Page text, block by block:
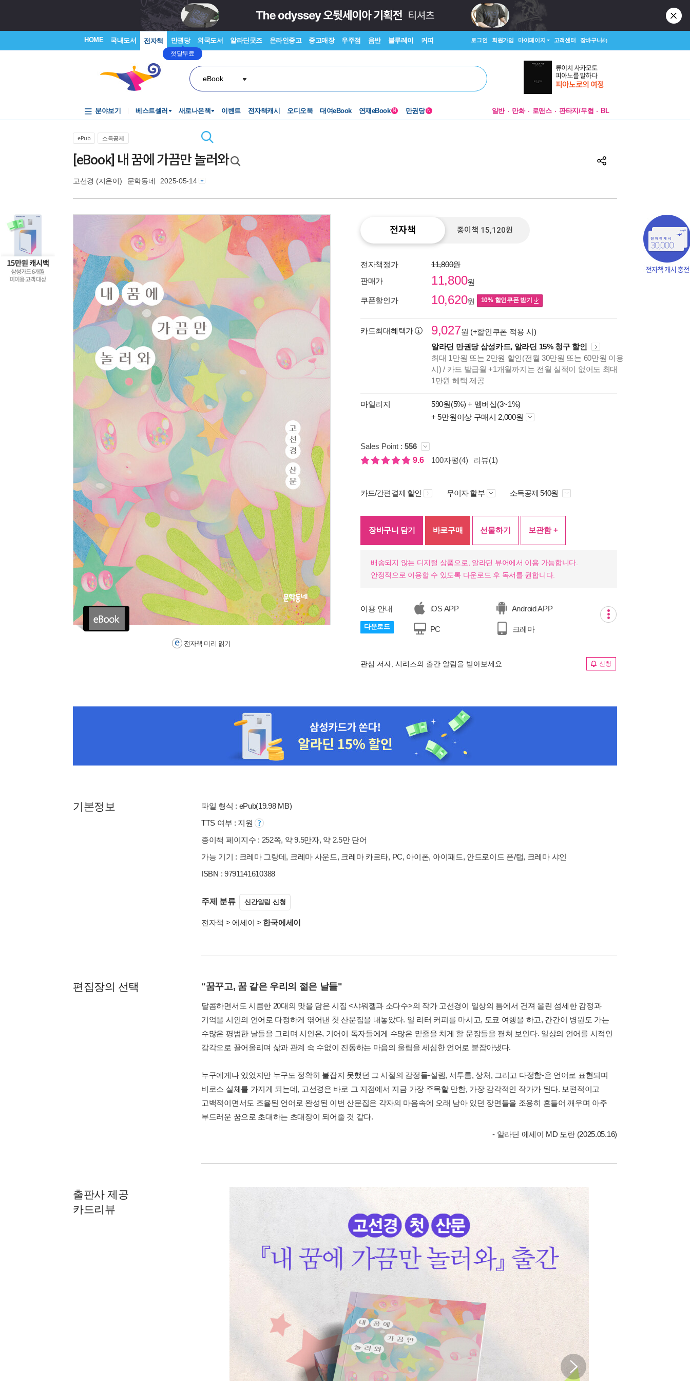
HOME 국내도서 전자책 만권당
첫달무료
외국도서 알라딘굿즈 온라인중고 중고매장 우주점 음반 블루레이 커피 로그인 회원가입 마이페이지 고객센터 장바구니(0)
eBook
분야보기 베스트셀러 새로나온책 이벤트 전자책캐시 오디오북 대여eBook 연재eBook N 만권당 N 일반 만화 로맨스 판타지/무협 BL
ePub 소득공제
[eBook] 내 꿈에 가끔만 놀러와
고선경 (지은이) 문학동네 2025-05-14
종이책의
미리보기
전자책 미리 읽기
전자책 종이책 15,120원
전자책정가
11,800원
판매가
11,800원
쿠폰할인가 10,620원 10% 할인쿠폰 받기
카드최대혜택가 9,027원 (+할인쿠폰 적용 시)
알라딘 만권당 삼성카드, 알라딘 15% 청구 할인
최대 1만원 또는 2만원 할인(전월 30만원 또는 60만원 이용
시) / 카드 발급월 +1개월까지는 전월 실적이 없어도 최대
1만원 혜택 제공
마일리지 590원(5%) + 멤버십(3~1%)
+ 5만원이상 구매시 2,000원
Sales Point : 556
9.6
100자평(4) 리뷰(1)
카드/간편결제 할인 무이자 할부 소득공제 540원
장바구니 담기 바로구매 선물하기 보관함 +
배송되지 않는 디지털 상품으로, 알라딘 뷰어에서 이용 가능합니다.
안정적으로 이용할 수 있도록 다운로드 후 독서를 권합니다.
이용 안내
다운로드
iOS APP Android APP
PC 크레마
관심 저자, 시리즈의 출간 알림을 받아보세요 신청
기본정보
파일 형식 : ePub(19.98 MB)
TTS 여부 : 지원
종이책 페이지수 : 252쪽, 약 9.5만자, 약 2.5만 단어
가능 기기 : 크레마 그랑데, 크레마 사운드, 크레마 카르타, PC, 아이폰, 아이패드, 안드로이드 폰/탭, 크레마 샤인
ISBN : 9791141610388
주제 분류 신간알림 신청
전자책 > 에세이 > 한국에세이
편집장의 선택 "꿈꾸고, 꿈 같은 우리의 젊은 날들"
달콤하면서도 시큼한 20대의 맛을 담은 시집 <샤워젤과 소다수>의 작가 고선경이 일상의 틈에서 건져 올린 섬세한 감정과
기억을 시인의 언어로 다정하게 엮어낸 첫 산문집을 내놓았다. 일 리터 커피를 마시고, 도쿄 여행을 하고, 간간이 병원도 가는
수많은 평범한 날들을 그리며 시인은, 기어이 독자들에게 수많은 밑줄을 치게 할 문장들을 펼쳐 보인다. 일상의 언어를 시적인
감각으로 끌어올리며 삶과 관계 속 수없이 진동하는 마음의 울림을 세심한 언어로 붙잡아냈다.
누구에게나 있었지만 누구도 정확히 붙잡지 못했던 그 시절의 감정들-설렘, 서투름, 상처, 그리고 다정함-은 언어로 표현되며
비로소 실체를 가지게 되는데, 고선경은 바로 그 지점에서 지금 가장 주목할 만한, 가장 감각적인 작가가 된다. 보편적이고
고백적이면서도 조율된 언어로 완성된 이번 산문집은 각자의 마음속에 오래 남아 있던 장면들을 조용히 흔들어 깨우며 아주
부드러운 꿈으로 초대하는 초대장이 되어줄 것 같다.
- 알라딘 에세이 MD 도란 (2025.05.16)
출판사 제공
카드리뷰